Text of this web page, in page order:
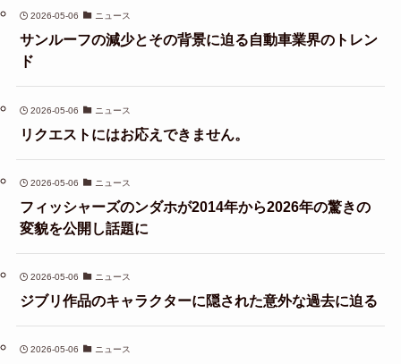
2026-05-06 ニュース
サンルーフの減少とその背景に迫る自動車業界のトレン
ド
2026-05-06 ニュース
リクエストにはお応えできません。
2026-05-06 ニュース
フィッシャーズのンダホが2014年から2026年の驚きの
変貌を公開し話題に
2026-05-06 ニュース
ジブリ作品のキャラクターに隠された意外な過去に迫る
2026-05-06 ニュース